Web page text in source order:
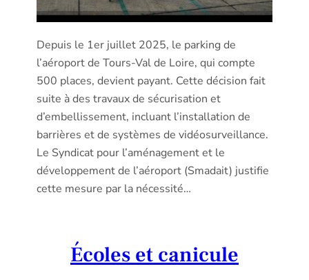
Depuis le 1er juillet 2025, le parking de
l’aéroport de Tours-Val de Loire, qui compte
500 places, devient payant. Cette décision fait
suite à des travaux de sécurisation et
d’embellissement, incluant l’installation de
barrières et de systèmes de vidéosurveillance.
Le Syndicat pour l’aménagement et le
développement de l’aéroport (Smadait) justifie
cette mesure par la nécessité…
Écoles et canicule